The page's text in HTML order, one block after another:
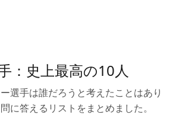
：史上最高の10人
選手は誰だろうと考えたことはあり
に答えるリストをまとめました。